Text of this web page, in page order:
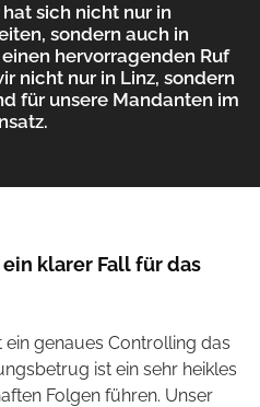
sich nicht nur in
sondern auch in
hervorragenden Ruf
nicht nur in Linz, sondern
für unsere Mandanten im
klarer Fall für das
ein genaues Controlling das
ist ein sehr heikles
Folgen führen. Unser